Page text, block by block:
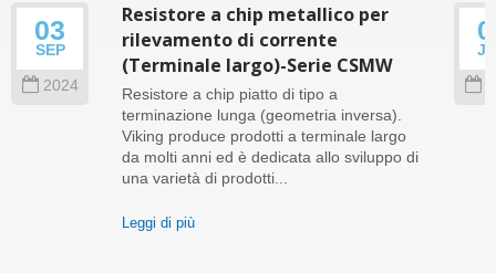
03
SEP
2024
Resistore a chip metallico per
rilevamento di corrente
(Terminale largo)-Serie CSMW
Resistore a chip piatto di tipo a
terminazione lunga (geometria inversa).
Viking produce prodotti a terminale largo
da molti anni ed è dedicata allo sviluppo di
una varietà di prodotti...
Leggi di più